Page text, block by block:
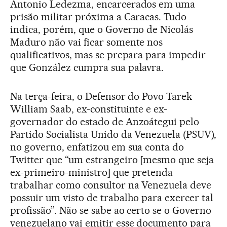
Antonio Ledezma, encarcerados em uma
prisão militar próxima a Caracas. Tudo
indica, porém, que o Governo de Nicolás
Maduro não vai ficar somente nos
qualificativos, mas se prepara para impedir
que González cumpra sua palavra.
Na terça-feira, o Defensor do Povo Tarek
William Saab, ex-constituinte e ex-
governador do estado de Anzoátegui pelo
Partido Socialista Unido da Venezuela (PSUV),
no governo, enfatizou em sua conta do
Twitter que “um estrangeiro [mesmo que seja
ex-primeiro-ministro] que pretenda
trabalhar como consultor na Venezuela deve
possuir um visto de trabalho para exercer tal
profissão”. Não se sabe ao certo se o Governo
venezuelano vai emitir esse documento para